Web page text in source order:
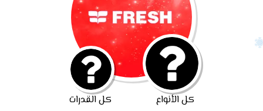
كل القدرات كل الأنواع